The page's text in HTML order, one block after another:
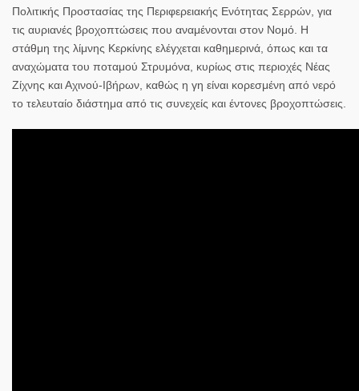
Πολιτικής Προστασίας της Περιφερειακής Ενότητας Σερρών, για
τις αυριανές βροχοπτώσεις που αναμένονται στον Νομό. Η
στάθμη της λίμνης Κερκίνης ελέγχεται καθημερινά, όπως και τα
αναχώματα του ποταμού Στρυμόνα, κυρίως στις περιοχές Νέας
Ζίχνης και Αχινού-Ιβήρων, καθώς η γη είναι κορεσμένη από νερό
το τελευταίο διάστημα από τις συνεχείς και έντονες βροχοπτώσεις.